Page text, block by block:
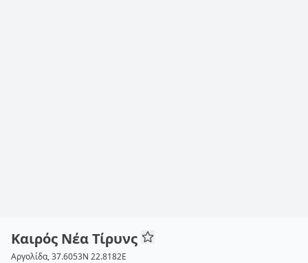
Καιρός Νέα Τίρυνς
Αργολίδα, 37.6053N 22.8182E